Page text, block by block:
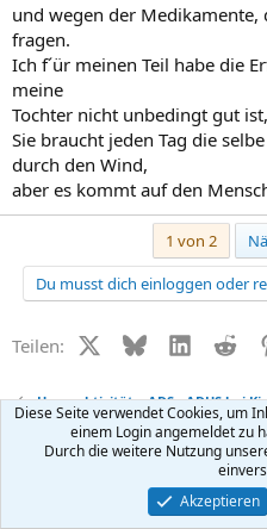
und wegen der Medikamente,
fragen.
Ich f´ür meinen Teil habe die
meine
Tochter nicht unbedingt gut
Sie braucht jeden Tag die
durch den Wind,
aber es kommt auf den
1 von 2
Du musst dich einloggen oder
Teilen: X (Twitter)
BlueskyLinkedIn
Hyperaktivität + ADS - ADHS bei
Kontakt Nutzungsbedingungen
Community platform by XenForo ® ©
Diese Seite verwendet Cookies, um
einem Login angemeldet zu
Durch die weitere Nutzung
Akzeptieren